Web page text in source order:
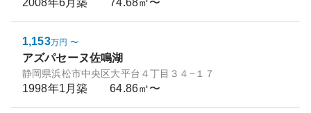
2008年6月築 74.68㎡〜
1,153万円 〜
アズパセーヌ佐鳴湖
静岡県浜松市中央区大平台４丁目３４−１７
1998年1月築 64.86㎡〜